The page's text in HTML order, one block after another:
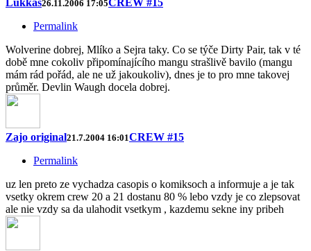
Lukkas26.11.2006 17:05CREW #15
Permalink
Wolverine dobrej, Mlíko a Sejra taky. Co se týče Dirty Pair, tak v té
době mne cokoliv připomínajícího mangu strašlivě bavilo (mangu
mám rád pořád, ale ne už jakoukoliv), dnes je to pro mne takovej
průměr. Devlin Waugh docela dobrej.
Zajo original21.7.2004 16:01CREW #15
Permalink
uz len preto ze vychadza casopis o komiksoch a informuje a je tak
vsetky okrem crew 20 a 21 dostanu 80 % lebo vzdy je co zlepsovat
ale nie vzdy sa da ulahodit vsetkym , kazdemu sekne iny pribeh